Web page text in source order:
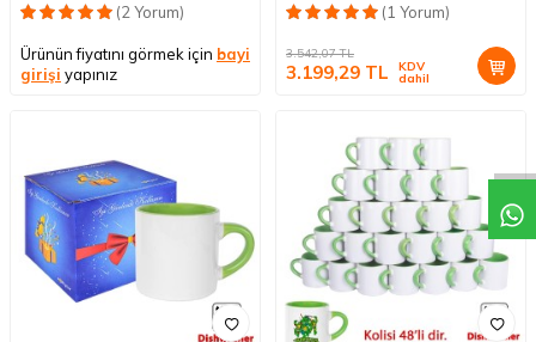
(2 Yorum)
Ürünün fiyatını görmek için bayi
girişi yapınız
(1 Yorum)
3.542,07TL
3.199,29 TL KDV
dahil